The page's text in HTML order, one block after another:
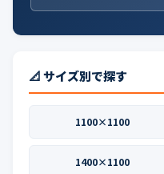
📐 サイズ別で探す
1100×1100
1400×1100